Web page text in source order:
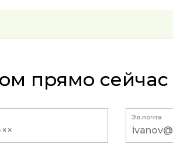
прямо сейчас
Эл.почта